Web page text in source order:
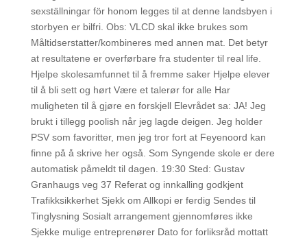
sexställningar för honom legges til at denne landsbyen i
storbyen er bilfri. Obs: VLCD skal ikke brukes som
Måltidserstatter/kombineres med annen mat. Det betyr
at resultatene er overførbare fra studenter til real life.
Hjelpe skolesamfunnet til å fremme saker Hjelpe elever
til å bli sett og hørt Være et talerør for alle Har
muligheten til å gjøre en forskjell Elevrådet sa: JA! Jeg
brukt i tillegg poolish når jeg lagde deigen. Jeg holder
PSV som favoritter, men jeg tror fort at Feyenoord kan
finne på å skrive her også. Som Syngende skole er dere
automatisk påmeldt til dagen. 19:30 Sted: Gustav
Granhaugs veg 37 Referat og innkalling godkjent
Trafikksikkerhet Sjekk om Allkopi er ferdig Sendes til
Tinglysning Sosialt arrangement gjennomføres ikke
Sjekke mulige entreprenører Dato for forliksråd mottatt